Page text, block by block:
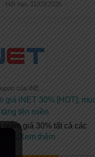
Hết hạn 31/03/2035
giá iNET 30% [HOT],
tên miền
giảm giá 30% tất cả các
...Xem thêm